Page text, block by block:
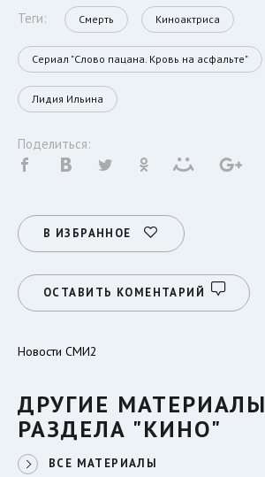
Теги: Смерть Киноактриса
Сериал "Слово пацана. Кровь на асфальте"
Лидия Ильина
Поделиться:
В ИЗБРАННОЕ
ОСТАВИТЬ КОМЕНТАРИЙ
Новости СМИ2
ДРУГИЕ МАТЕРИАЛЫ
РАЗДЕЛА "КИНО"
ВСЕ МАТЕРИАЛЫ